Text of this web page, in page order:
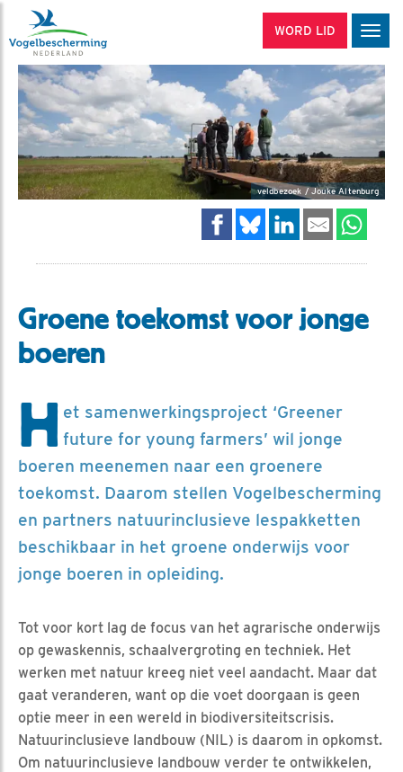
WORD LID
veldbezoek / Jouke Altenburg
Groene toekomst voor jonge
boeren
H et samenwerkingsproject ‘Greener
future for young farmers’ wil jonge
boeren meenemen naar een groenere
toekomst. Daarom stellen Vogelbescherming
en partners natuurinclusieve lespakketten
beschikbaar in het groene onderwijs voor
jonge boeren in opleiding.
Tot voor kort lag de focus van het agrarische onderwijs
op gewaskennis, schaalvergroting en techniek. Het
werken met natuur kreeg niet veel aandacht. Maar dat
gaat veranderen, want op die voet doorgaan is geen
optie meer in een wereld in biodiversiteitscrisis.
Natuurinclusieve landbouw (NIL) is daarom in opkomst.
Om natuurinclusieve landbouw verder te ontwikkelen,